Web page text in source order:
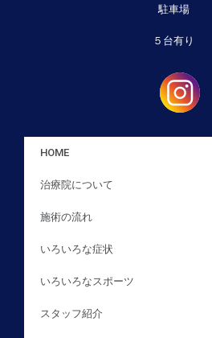
駐車場
５台有り
HOME
治療院について
施術の流れ
いろいろな症状
いろいろなスポーツ
スタッフ紹介